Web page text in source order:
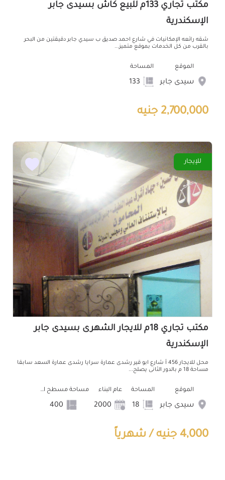
مكتب تجاري 133م للبيع كاش بسيدى جابر
الإسكندرية
شقه رائعه الإمكانيات في شارع احمد صديق ب سيدي جابر دقيقتين من البحر
بالقرب من كل الخدمات بموقع متميز...
الموقع
سيدى جابر
المساحة
2,700,000 جنيه
للإيجار
مكتب تجاري 18م للايجار الشهرى بسيدى جابر
الإسكندرية
محل للايجار 456 أ شارع ابو قير رشدى عمارة سرايا رشدى عمارة السعد سابقا
مساحة 18 م بالدور الثانى يصلح...
الموقع
سيدى جابر
المساحة عام البناء مساحة مسطح البناء
4,000 جنيه / شهرياً